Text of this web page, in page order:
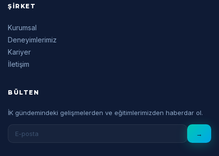
ŞIRKET
Kurumsal
Deneyimlerimiz
Kariyer
İletişim
BÜLTEN
İK gündemindeki gelişmelerden ve eğitimlerimizden haberdar ol.
→